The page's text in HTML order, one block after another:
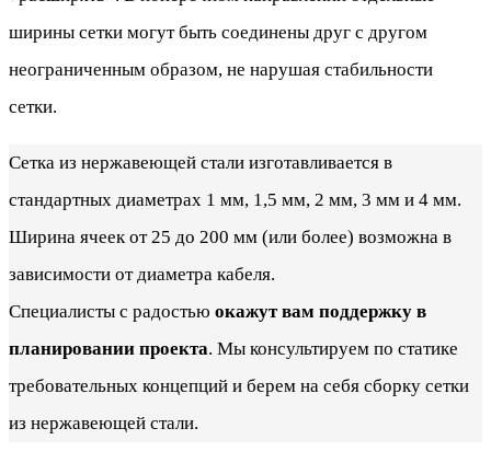
ширины сетки могут быть соединены друг с другом
неограниченным образом, не нарушая стабильности
сетки.
Сетка из нержавеющей стали изготавливается в
стандартных диаметрах 1 мм, 1,5 мм, 2 мм, 3 мм и 4 мм.
Ширина ячеек от 25 до 200 мм (или более) возможна в
зависимости от диаметра кабеля.
Специалисты с радостью окажут вам поддержку в
планировании проекта. Мы консультируем по статике
требовательных концепций и берем на себя сборку сетки
из нержавеющей стали.